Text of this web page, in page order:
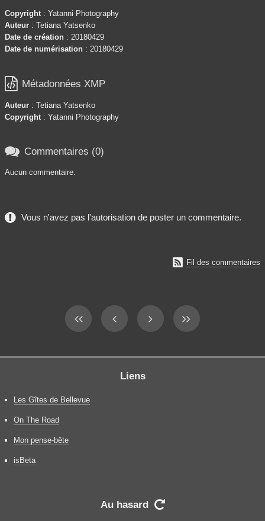
Copyright : Yatanni Photography
Auteur : Tetiana Yatsenko
Date de création : 20180429
Date de numérisation : 20180429
 Métadonnées XMP
Auteur : Tetiana Yatsenko
Copyright : Yatanni Photography
 Commentaires (0)
Aucun commentaire.
Vous n'avez pas l'autorisation de poster un commentaire.
 Fil des commentaires
Liens
Les Gîtes de Bellevue
On The Road
Mon pense-bête
isBeta
Au hasard 